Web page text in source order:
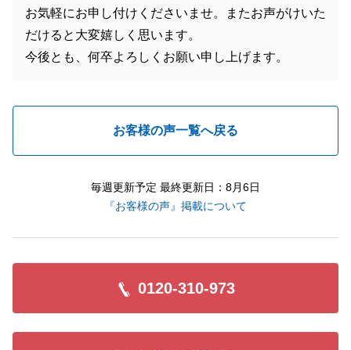
お気軽にお申し付けくださいませ。またお声がけいた
だけると大変嬉しく思います。
今後とも、何卒よろしくお願い申し上げます。
お客様の声一覧へ戻る
毎週更新予定 最終更新日：8月6日
『お客様の声』掲載について
0120-310-973